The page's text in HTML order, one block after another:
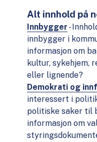
Alt innhold på
Innbygger -
innbygger i
informasjon om
kultur, sykehjem,
eller lignende?
Demokrati og
interessert i
politiske saker til
informasjon om